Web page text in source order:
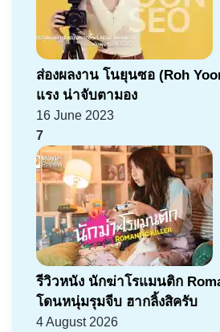
ส่องผลงาน โนยุนซอ (Roh
แรง น่าจับตามอง
16 June 2023
7
รีวิวหนัง นักฆ่าโรแมนติก
โดนหนุ่มรุมจีบ ฮากลิ้งสิครับ
4 August 2026